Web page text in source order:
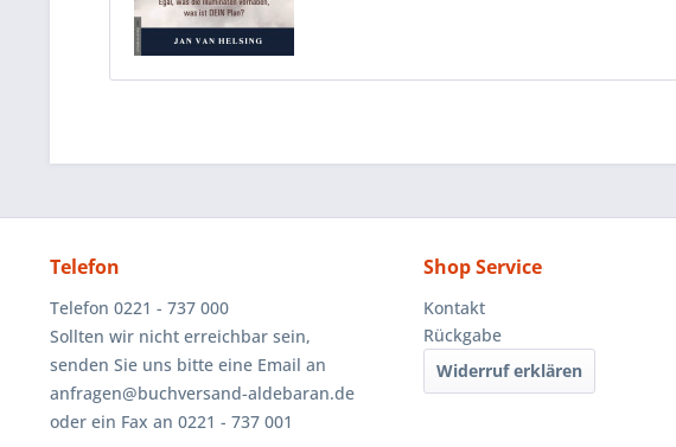
Telefon
Telefon 0221 - 737 000
Sollten wir nicht erreichbar sein,
senden Sie uns bitte eine Email an
anfragen@buchversand-aldebaran.de
oder ein Fax an 0221 - 737 001
Shop Service
Kontakt
Rückgabe
Widerruf erklären